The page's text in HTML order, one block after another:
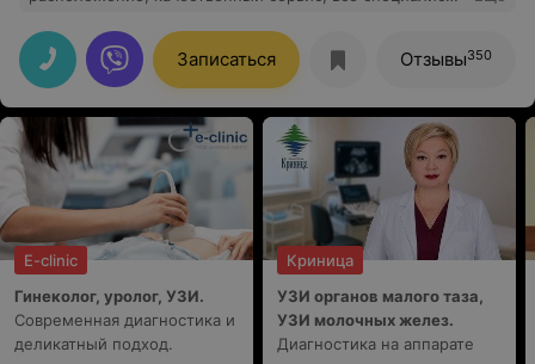
сказать спасибо замечательному стоматологу
Коржневу Алексею Олеговичу за его
профессионализм.
Записаться Отзывы350
E-clinic
Гинеколог, уролог, УЗИ.
Современная диагностика и
деликатный подход.
Криница
УЗИ органов малого таза,
УЗИ молочных желез.
Диагностика на аппарате